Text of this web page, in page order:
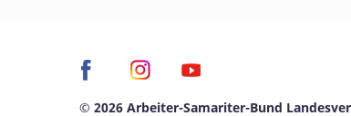
© 2026 Arbeiter-Samariter-Bund